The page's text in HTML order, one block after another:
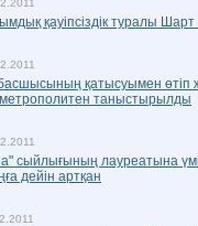
қауіпсіздік туралы
қатысуымен өтіп
таныстырылды
сыйлығының лауреатына
дейін артқан